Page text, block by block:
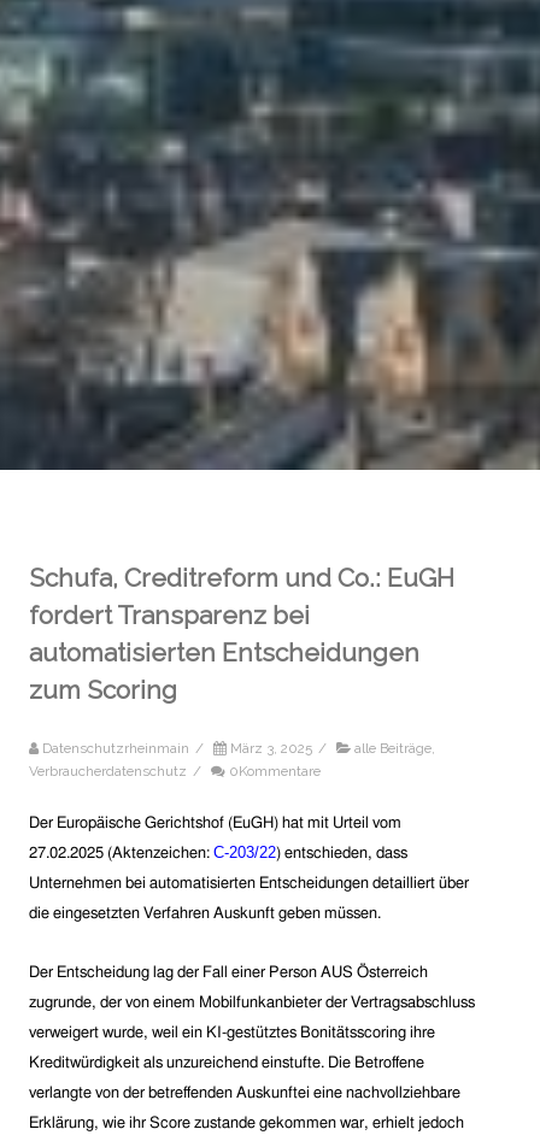
Schufa, Creditreform und Co.: EuGH
fordert Transparenz bei
automatisierten Entscheidungen
zum Scoring
Datenschutzrheinmain / März 3, 2025 / alle Beiträge,
Verbraucherdatenschutz / 0Kommentare
Der Europäische Gerichtshof (EuGH) hat mit Urteil vom
27.02.2025 (Aktenzeichen: C-203/22) entschieden, dass
Unternehmen bei automatisierten Entscheidungen detailliert über
die eingesetzten Verfahren Auskunft geben müssen.
Der Entscheidung lag der Fall einer Person AUS Österreich
zugrunde, der von einem Mobilfunkanbieter der Vertragsabschluss
verweigert wurde, weil ein KI-gestütztes Bonitätsscoring ihre
Kreditwürdigkeit als unzureichend einstufte. Die Betroffene
verlangte von der betreffenden Auskunftei eine nachvollziehbare
Erklärung, wie ihr Score zustande gekommen war, erhielt jedoch